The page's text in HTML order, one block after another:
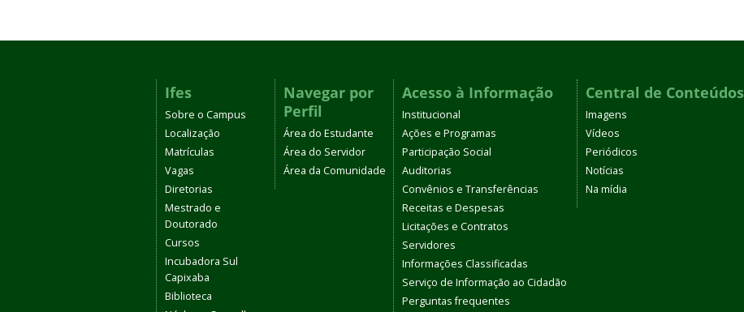
Ifes
Sobre o Campus
Localização
Matrículas
Vagas
Diretorias
Mestrado e
Doutorado
Cursos
Incubadora Sul
Capixaba
Biblioteca
Navegar por
Perfil
Área do Estudante
Área do Servidor
Área da Comunidade
Acesso à Informação
Institucional
Ações e Programas
Participação Social
Auditorias
Convênios e Transferências
Receitas e Despesas
Licitações e Contratos
Servidores
Informações Classificadas
Serviço de Informação ao Cidadão
Perguntas frequentes
Central de Conteúdos
Imagens
Vídeos
Periódicos
Notícias
Na mídia